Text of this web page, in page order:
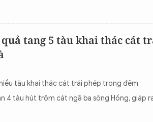
tang 5 tàu khai thác cát
tàu khai thác cát trái phép trong đêm
4 tàu hút trộm cát ngã ba sông Hồng, giáp